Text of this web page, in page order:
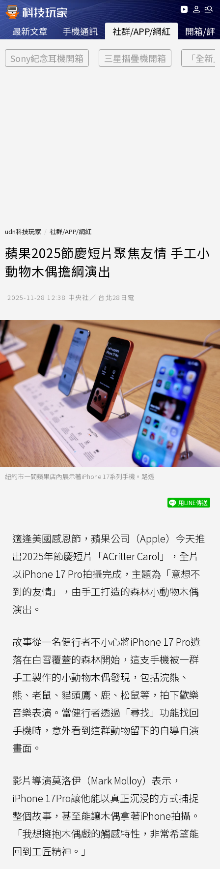
最新文章 手機通訊 社群/APP/網紅 開箱/評
Sony紀念耳機開箱 三星摺疊機開箱 「全新
udn科技玩家 社群/APP/網紅
蘋果2025節慶短片聚焦友情 手工小
動物木偶擔綱演出
2025-11-28 12:38 中央社／ 台北28日電
紐約市一間蘋果店內展示著iPhone 17系列手機。路透
用LINE傳送
適逢美國感恩節，蘋果公司（Apple）今天推
出2025年節慶短片「ACritter Carol」，全片
以iPhone 17 Pro拍攝完成，主題為「意想不
到的友情」，由手工打造的森林小動物木偶
演出。
故事從一名健行者不小心將iPhone 17 Pro遺
落在白雪覆蓋的森林開始，這支手機被一群
手工製作的小動物木偶發現，包括浣熊、
熊、老鼠、貓頭鷹、鹿、松鼠等，拍下歡樂
音樂表演。當健行者透過「尋找」功能找回
手機時，意外看到這群動物留下的自導自演
畫面。
影片導演莫洛伊（Mark Molloy）表示，
iPhone 17Pro讓他能以真正沉浸的方式捕捉
整個故事，甚至能讓木偶拿著iPhone拍攝。
「我想擁抱木偶戲的觸感特性，非常希望能
回到工匠精神。」